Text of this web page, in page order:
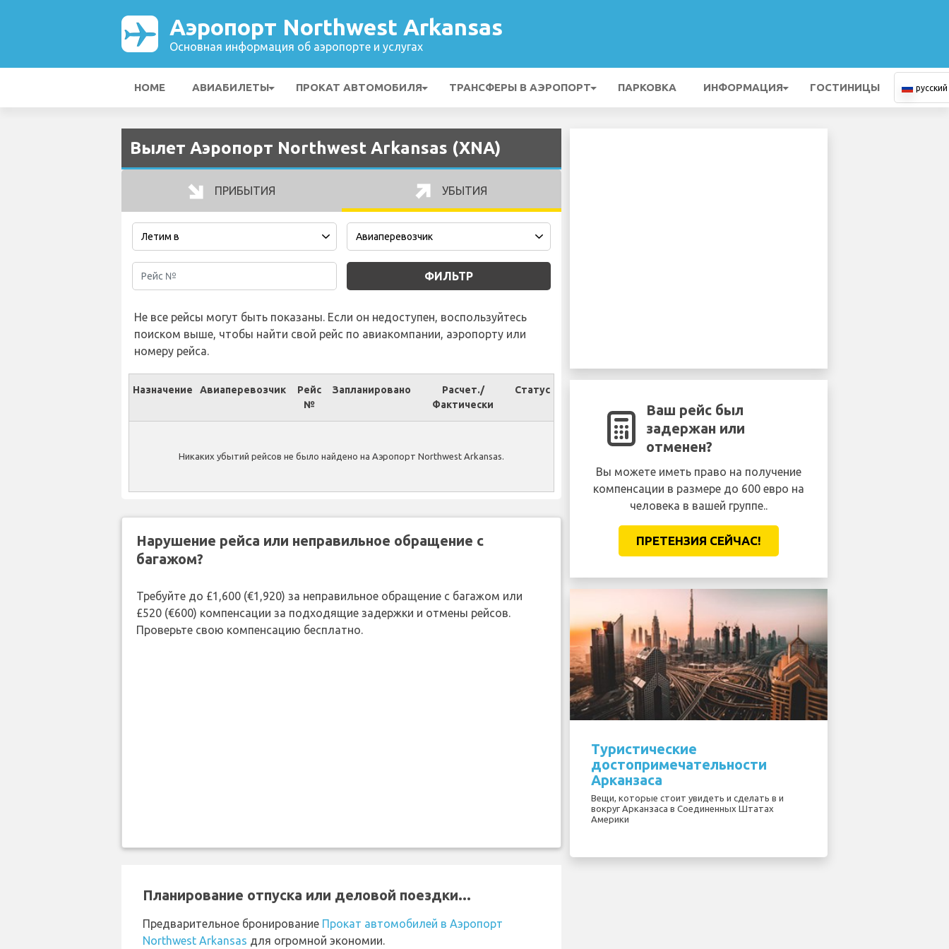
Аэропорт Northwest Arkansas
Основная информация об аэропорте и услугах
HOME АВИАБИЛЕТЫ ПРОКАТ АВТОМОБИЛЯ ТРАНСФЕРЫ В АЭРОПОРТ ПАРКОВКА ИНФОРМАЦИЯ ГОСТИНИЦЫ русский
Вылет Аэропорт Northwest Arkansas (XNA)
ПРИБЫТИЯ УБЫТИЯ
ФИЛЬТР
Не все рейсы могут быть показаны. Если он недоступен, воспользуйтесь
поиском выше, чтобы найти свой рейс по авиакомпании, аэропорту или
номеру рейса.
Назначение Авиаперевозчик
Рейс
№
Запланировано
Расчет./
Фактически
Статус
Никаких убытий рейсов не было найдено на Аэропорт Northwest Arkansas.
Нарушение рейса или неправильное обращение с
багажом?
Требуйте до £1,600 (€1,920) за неправильное обращение с багажом или
£520 (€600) компенсации за подходящие задержки и отмены рейсов.
Проверьте свою компенсацию бесплатно.
Планирование отпуска или деловой поездки...
Предварительное бронирование Прокат автомобилей в Аэропорт
Northwest Arkansas для огромной экономии.
Ваш рейс был
задержан или
отменен?
Вы можете иметь право на получение
компенсации в размере до 600 евро на
человека в вашей группе..
ПРЕТЕНЗИЯ CЕЙЧАС!
Туристические
достопримечательности
Арканзаса
Вещи, которые стоит увидеть и сделать в и
вокруг Арканзаса в Соединенных Штатах
Америки